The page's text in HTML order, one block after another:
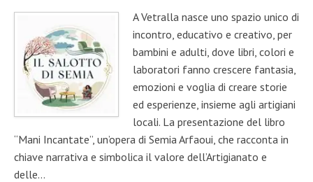
A Vetralla nasce uno spazio unico di
incontro, educativo e creativo, per
bambini e adulti, dove libri, colori e
laboratori fanno crescere fantasia,
emozioni e voglia di creare storie
ed esperienze, insieme agli artigiani
locali. La presentazione del libro
“Mani Incantate”, un’opera di Semia Arfaoui, che racconta in
chiave narrativa e simbolica il valore dell’Artigianato e
delle…